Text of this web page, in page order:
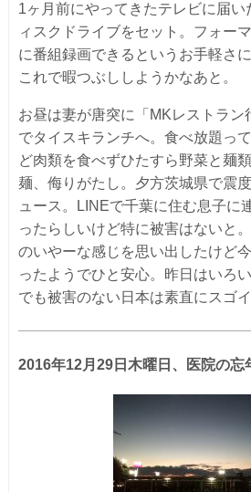
1ヶ月前にやってきたテレビに届
ィスクドライブをセット。フォー
に番組録画できるというお手軽さ
これで暇つぶししようかなあと。
お昼は妻が唐突に「MKレストラン
でタイスキランチへ。食べ放題っ
ど肉類を食べずひたすら野菜と麺
麺、侮りがたし。夕方茨城県で震
ュース。LINEで千葉に住む息子に
ったらしいけど特に被害はないと
のいやーな感じを思い出したけど
ったようでひと安心。昨日はいろ
でも被害のない日本は素直にスゴイ
2016年12月29日木曜日、医院の忘